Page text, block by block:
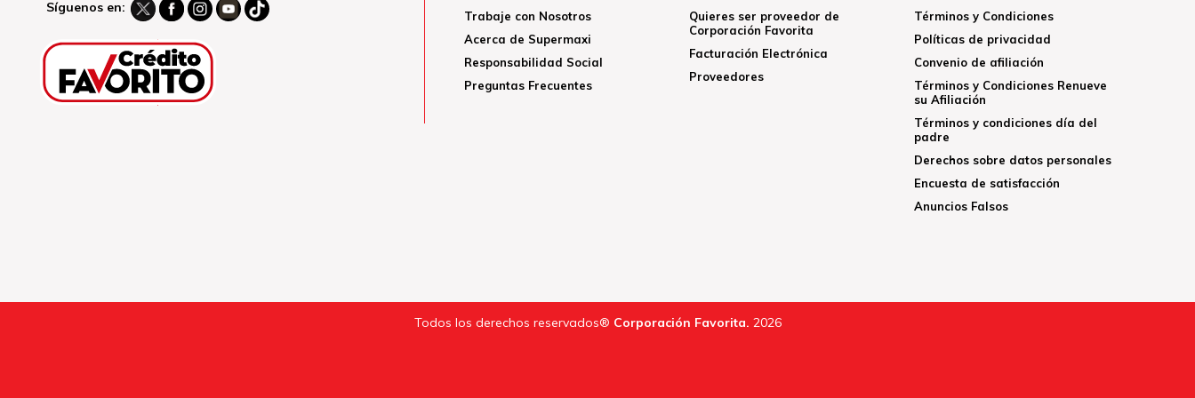
Síguenos en:
Trabaje con Nosotros
Acerca de Supermaxi
Responsabilidad Social
Preguntas Frecuentes
Quieres ser proveedor de
Corporación Favorita
Facturación Electrónica
Proveedores
Términos y Condiciones
Políticas de privacidad
Convenio de afiliación
Términos y Condiciones Renueve
su Afiliación
Términos y condiciones día del
padre
Derechos sobre datos personales
Encuesta de satisfacción
Anuncios Falsos
Todos los derechos reservados® Corporación Favorita. 2026